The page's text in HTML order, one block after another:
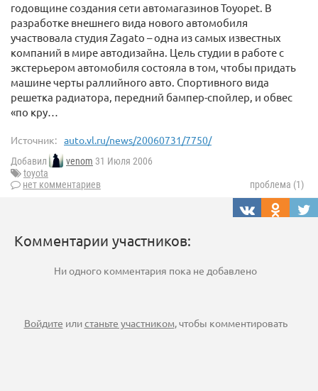
годовщине создания сети автомагазинов Toyopet. В
разработке внешнего вида нового автомобиля
участвовала студия Zagato – одна из самых известных
компаний в мире автодизайна. Цель студии в работе с
экстерьером автомобиля состояла в том, чтобы придать
машине черты раллийного авто. Спортивного вида
решетка радиатора, передний бампер-спойлер, и обвес
«по кру…
Источник: auto.vl.ru/news/20060731/7750/
Добавил venom 31 Июля 2006
toyota
нет комментариев
проблема (1)
Комментарии участников:
Ни одного комментария пока не добавлено
Войдите илистаньте участником, чтобы комментировать